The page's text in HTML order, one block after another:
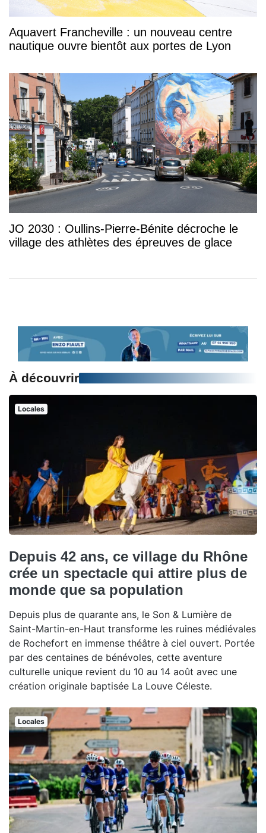
Aquavert Francheville : un nouveau centre
nautique ouvre bientôt aux portes de Lyon
JO 2030 : Oullins-Pierre-Bénite décroche le
village des athlètes des épreuves de glace
À découvrir
Locales
Depuis 42 ans, ce village du Rhône
crée un spectacle qui attire plus de
monde que sa population
Depuis plus de quarante ans, le Son & Lumière de
Saint-Martin-en-Haut transforme les ruines médiévales
de Rochefort en immense théâtre à ciel ouvert. Portée
par des centaines de bénévoles, cette aventure
culturelle unique revient du 10 au 14 août avec une
création originale baptisée La Louve Céleste.
Locales